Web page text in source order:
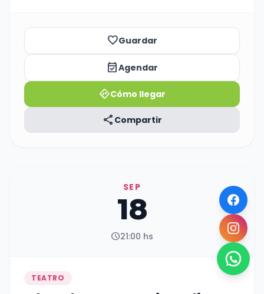
favorite_borderGuardar
event_availableAgendar
directionsCómo llegar
share Compartir
SEP
18
schedule21:00 hs
TEATRO